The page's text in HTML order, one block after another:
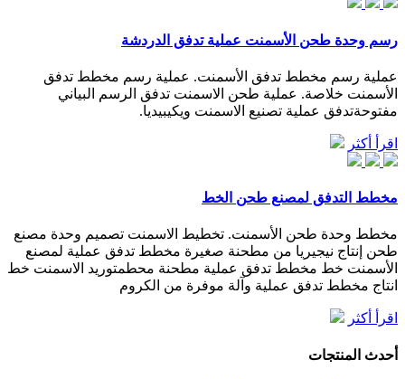
رسم وحدة طحن الأسمنت عملية تدفق الدردشة
عملية رسم مخطط تدفق الأسمنت. عملية رسم مخطط تدفق
الأسمنت خلاصة. عملية طحن الاسمنت تدفق الرسم البياني
مفتوحةتدفق عملية تصنيع الاسمنت ويكيبيديا.
اقرأ أكثر
مخطط التدفق لمصنع طحن الخط
مخطط وحدة طحن الأسمنت. تخطيط الاسمنت تصميم وحدة مصنع
طحن إنتاج نيجيريا من مطحنة صغيرة مخطط تدفق عملية لمصنع
الأسمنت خط مخطط تدفق عملية مطحنة محطمتوريد الاسمنت خط
انتاج مخطط تدفق عملية وآلة موفرة من الكروم
اقرأ أكثر
أحدث المنتجات